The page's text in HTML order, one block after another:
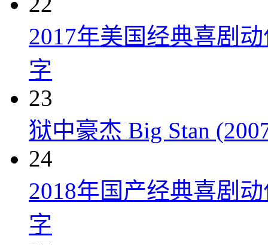
2017年美国经典喜剧
字
23
狱中豪杰 Big Stan
24
2018年国产经典喜剧
字